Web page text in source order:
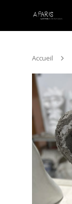
Accueil